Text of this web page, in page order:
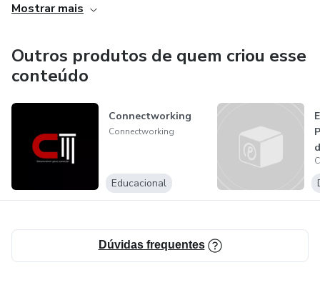
Mostrar mais
Outros produtos de quem criou esse
conteúdo
Connectworking
Connectworking
Educacional
Dúvidas frequentes